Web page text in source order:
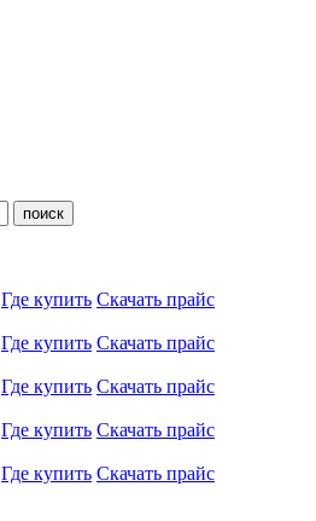
Где купить Скачать прайс
Где купить Скачать прайс
Где купить Скачать прайс
Где купить Скачать прайс
Где купить Скачать прайс